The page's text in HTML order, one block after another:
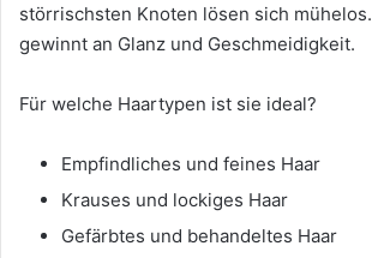
störrischsten Knoten lösen sich
gewinnt an Glanz und Geschmeidigkeit.
Für welche Haartypen ist sie ideal?
Empfindliches und feines Haar
Krauses und lockiges Haar
Gefärbtes und behandeltes Haar